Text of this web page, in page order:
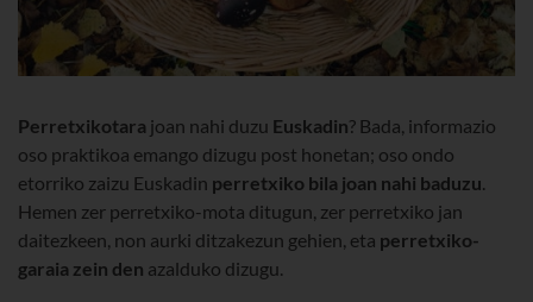
Perretxikotara joan nahi duzu Euskadin? Bada, informazio
oso praktikoa emango dizugu post honetan; oso ondo
etorriko zaizu Euskadin perretxiko bila joan nahi baduzu.
Hemen zer perretxiko-mota ditugun, zer perretxiko jan
daitezkeen, non aurki ditzakezun gehien, eta perretxiko-
garaia zein den azalduko dizugu.